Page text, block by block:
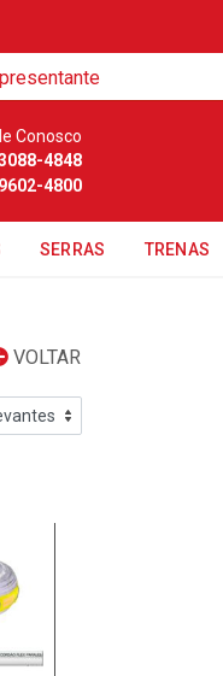
Conosco
4848
4800
SERRAS TRENAS
VOLTAR